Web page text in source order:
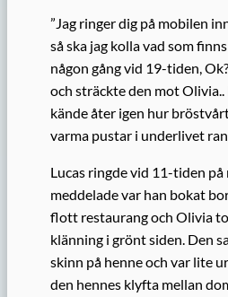
”Jag ringer dig på mobilen
så ska jag kolla vad som
någon gång vid 19-tiden,
och sträckte den mot
kände åter igen hur
varma pustar i underlivet
Lucas ringde vid 11-tiden på
meddelade var han bokat
flott restaurang och Olivia
klänning i grönt siden. Den
skinn på henne och var lite
den hennes klyfta mellan